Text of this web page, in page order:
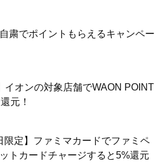
粛でポイントもらえるキャンペー
イオンの対象店舗でWAON POINT
元！
限定】ファミマカードでファミペ
トカードチャージすると5%還元